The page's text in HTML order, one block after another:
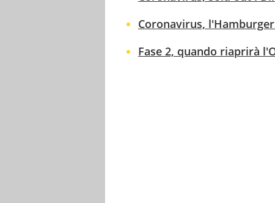
Coronavirus,
Fase 2, quando riaprirà